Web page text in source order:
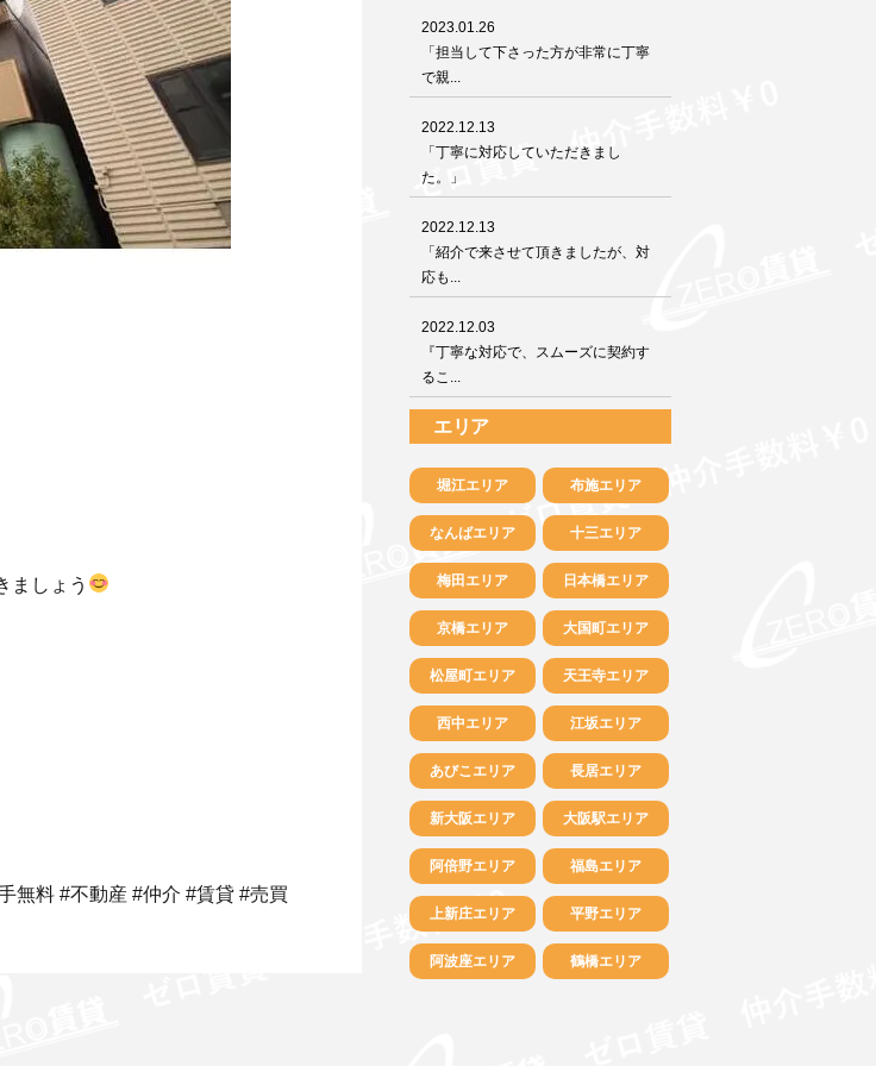
ましょう
無料 #不動産 #仲介 #賃貸 #売買
2023.01.26
「担当して下さった方が非常に丁寧
で親...
2022.12.13
「丁寧に対応していただきまし
た。」
2022.12.13
「紹介で来させて頂きましたが、対
応も...
2022.12.03
『丁寧な対応で、スムーズに契約す
るこ...
エリア
堀江エリア 布施エリア
なんばエリア 十三エリア
梅田エリア 日本橋エリア
京橋エリア 大国町エリア
松屋町エリア 天王寺エリア
西中エリア 江坂エリア
あびこエリア 長居エリア
新大阪エリア 大阪駅エリア
阿倍野エリア 福島エリア
上新庄エリア 平野エリア
阿波座エリア 鶴橋エリア